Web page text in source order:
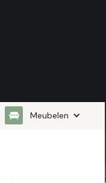
Meubelen